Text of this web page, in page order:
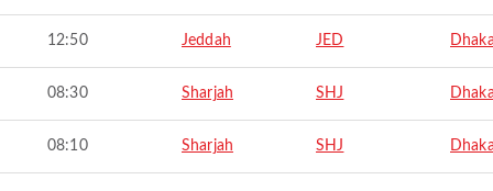
12:50 Jeddah JED
08:30 Sharjah SHJ
08:10 Sharjah SHJ